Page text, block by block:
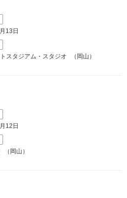
13日
スタジアム・スタジオ （岡山）
12日
（岡山）